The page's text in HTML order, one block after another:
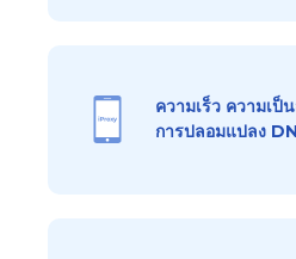
ความเร็ว ความเ
การปลอมแปลง